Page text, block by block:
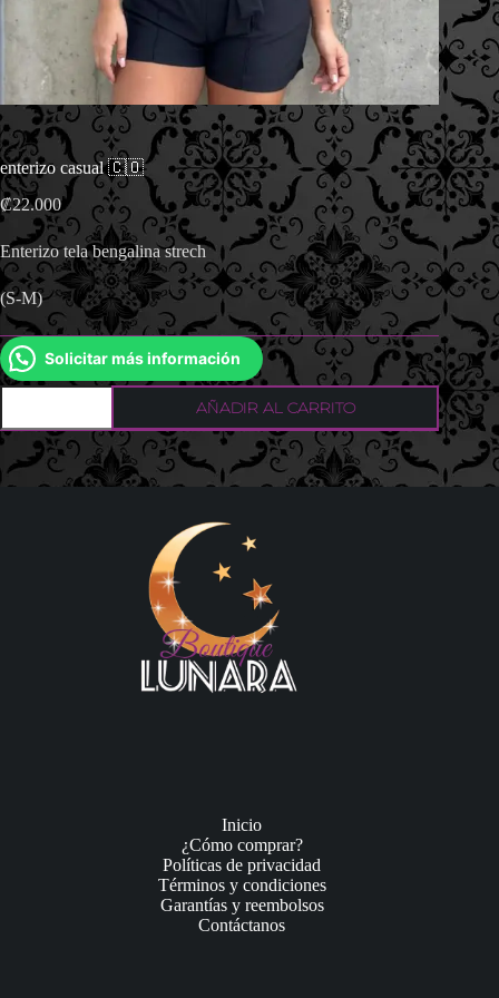
enterizo casual 🇨🇴
₡22.000
Enterizo tela bengalina strech
(S-M)
Solicitar más información
enterizo
🇨🇴
cantidad
AÑADIR AL CARRITO
Inicio
¿Cómo comprar?
Políticas de privacidad
Términos y condiciones
Garantías y reembolsos
Contáctanos